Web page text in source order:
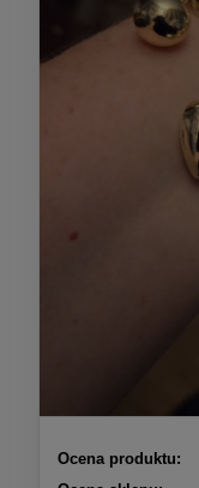
Ocena produktu: